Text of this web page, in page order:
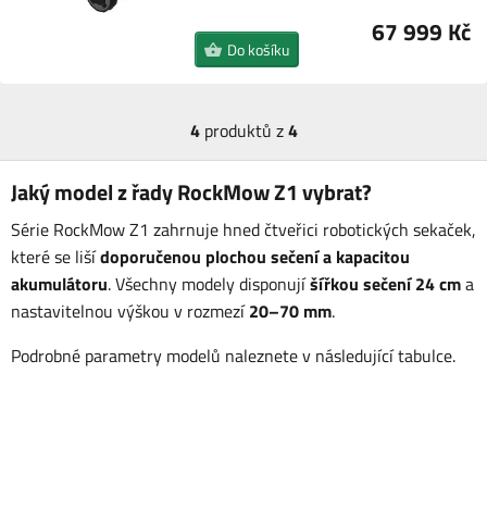
67 999 Kč
Do košíku
4produktů z4
Jaký model z řady RockMow Z1 vybrat?
Série RockMow Z1 zahrnuje hned čtveřici robotických sekaček,
které se lišídoporučenou plochou sečení a kapacitou
akumulátoru. Všechny modely disponujíšířkou sečení 24 cma
nastavitelnou výškou v rozmezí20–70 mm.
Podrobné parametry modelů naleznete v následující tabulce.